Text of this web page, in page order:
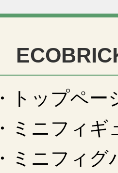
・トップペー
・ミニフィギ
・ミニフィ